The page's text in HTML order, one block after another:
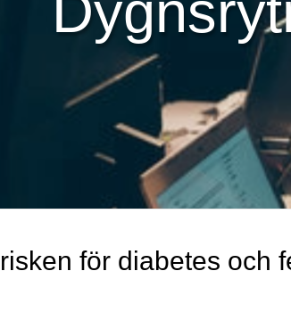
för diabetes och